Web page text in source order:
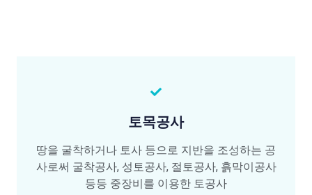
토목공사
땅을 굴착하거나 토사 등으로 지반을 조성하는 공
사로써 굴착공사, 성토공사, 절토공사, 흙막이공사
등등 중장비를 이용한 토공사